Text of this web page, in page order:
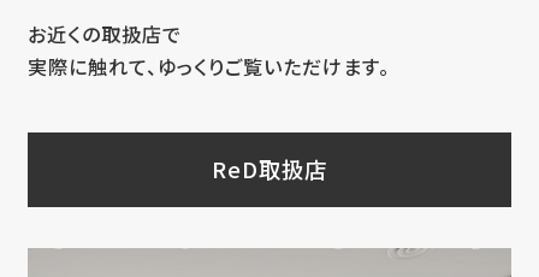
お近くの取扱店で
実際に触れて、ゆっくりご覧いただけます。
ReD取扱店